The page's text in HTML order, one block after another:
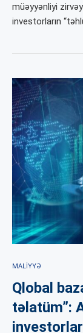
müəyyənliyi
investorların
MALIYYƏ
Qlobal
təlatüm”: